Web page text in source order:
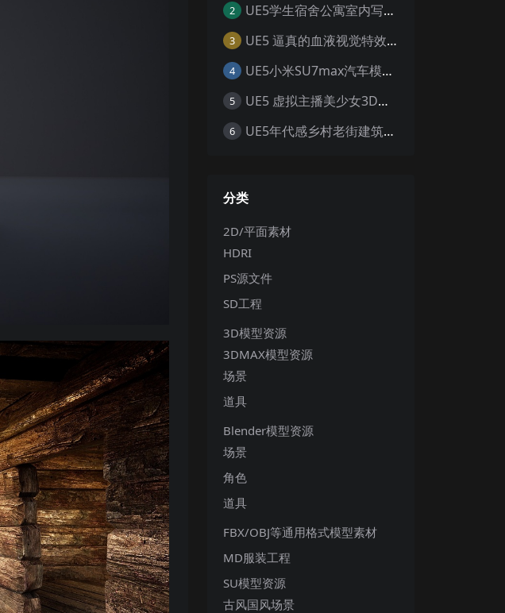
2 UE5学生宿舍公寓室内写实寝室生活日夜环境场景
3 UE5 逼真的血液视觉特效 Realistic Blood VFX – Niagara Blood Effects
4 UE5小米SU7max汽车模型场景工程UE5设计素材写实风格汽车工程
5 UE5 虚拟主播美少女3D模型 赛博朋克风职业套装 游戏角色素材
6 UE5年代感乡村老街建筑环境带供销社电线杆怀旧大场景5.0+
分类
2D/平面素材
HDRI
PS源文件
SD工程
3D模型资源
3DMAX模型资源
场景
道具
Blender模型资源
场景
角色
道具
FBX/OBJ等通用格式模型素材
MD服装工程
SU模型资源
古风国风场景